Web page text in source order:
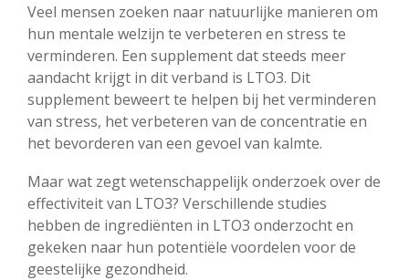
Veel mensen zoeken naar natuurlijke manieren om
hun mentale welzijn te verbeteren en stress te
verminderen. Een supplement dat steeds meer
aandacht krijgt in dit verband is LTO3. Dit
supplement beweert te helpen bij het verminderen
van stress, het verbeteren van de concentratie en
het bevorderen van een gevoel van kalmte.
Maar wat zegt wetenschappelijk onderzoek over de
effectiviteit van LTO3? Verschillende studies
hebben de ingrediënten in LTO3 onderzocht en
gekeken naar hun potentiële voordelen voor de
geestelijke gezondheid.